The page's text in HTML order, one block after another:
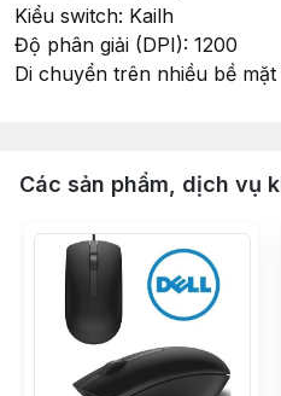
Kiểu switch: Kailh
Độ phân giải (DPI): 1200
Di chuyển trên nhiều bề
Các sản phẩm, dịch vụ